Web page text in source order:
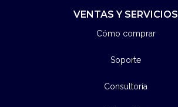
VENTAS Y SERVICIOS
Cómo comprar
Soporte
Consultoría